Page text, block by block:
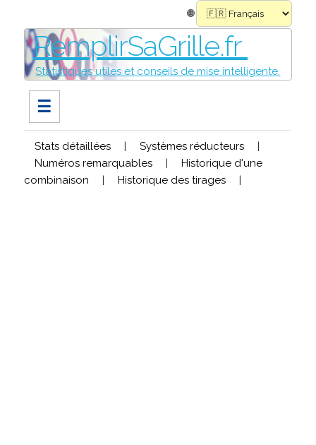
🌐
RemplirSaGrille.fr
Statistiques utiles et conseils de mise intelligente.
☰
Stats détaillées | Systèmes réducteurs
|
Numéros remarquables
|
Historique d'une
combinaison
| Historique des tirages |